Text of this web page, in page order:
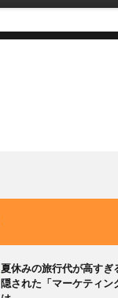
夏休みの旅行代が高すぎ
隠された「マーケティン